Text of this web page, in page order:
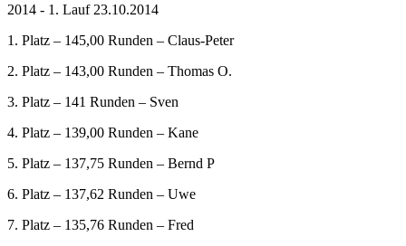
2014 - 1. Lauf 23.10.2014
1. Platz – 145,00 Runden – Claus-Peter
2. Platz – 143,00 Runden – Thomas O.
3. Platz – 141 Runden – Sven
4. Platz – 139,00 Runden – Kane
5. Platz – 137,75 Runden – Bernd P
6. Platz – 137,62 Runden – Uwe
7. Platz – 135,76 Runden – Fred